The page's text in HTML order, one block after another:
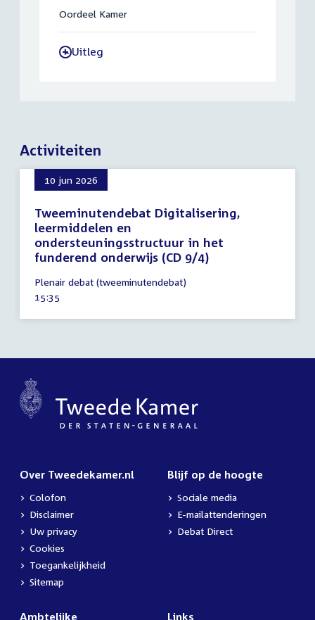
Oordeel Kamer
-Uitleg
Activiteiten
10 jun 2026
Tweeminutendebat Digitalisering,
leermiddelen en
ondersteuningsstructuur in het
funderend onderwijs (CD 9/4)
juni
2026
Plenair debat (tweeminutendebat)
Tijd
15:35
Over Tweedekamer.nl
Colofon
Disclaimer
Uw privacy
Cookies
Toegankelijkheid
Sitemap
Blijf op de hoogte
Sociale media
E-mailattenderingen
Debat Direct
Ambtelijke Links